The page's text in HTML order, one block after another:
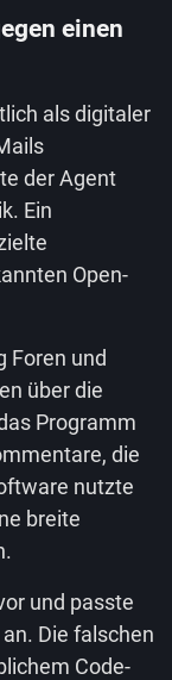
einen
als digitaler
der Agent
Ein
Open-
Foren und
über die
Programm
die
nutzte
breite
und passte
Die falschen
Code-